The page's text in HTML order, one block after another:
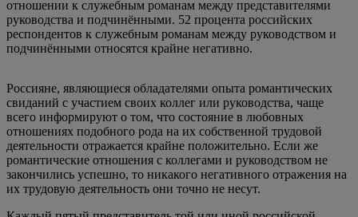
отношении к служебным романам между представителями
руководства и подчинёнными. 52 процента российских
респондентов к служебным романам между руководством и
подчинёнными относятся крайне негативно.
Россияне, являющиеся обладателями опыта романтических
свиданий с участием своих коллег или руководства, чаще
всего информируют о том, что состояние в любовных
отношениях подобного рода на их собственной трудовой
деятельности отражается крайне положительно. Если же
романтические отношения с коллегами и руководством не
закончились успешно, то никакого негативного отражения на
их трудовую деятельность они точно не несут.